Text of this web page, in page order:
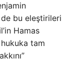
bu eleştirileri
Hamas
tam